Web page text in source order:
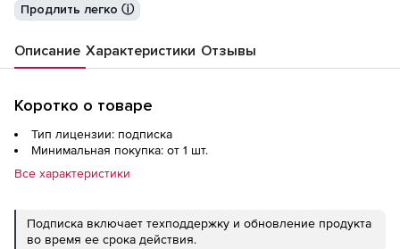
Продлить легко ⓘ
Описание Характеристики Отзывы
Коротко о товаре
Тип лицензии: подписка
Минимальная покупка: от 1 шт.
Все характеристики
Подписка включает техподдержку и обновление продукта
во время ее срока действия.